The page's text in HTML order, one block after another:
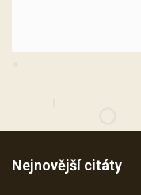
Nejnovější citáty